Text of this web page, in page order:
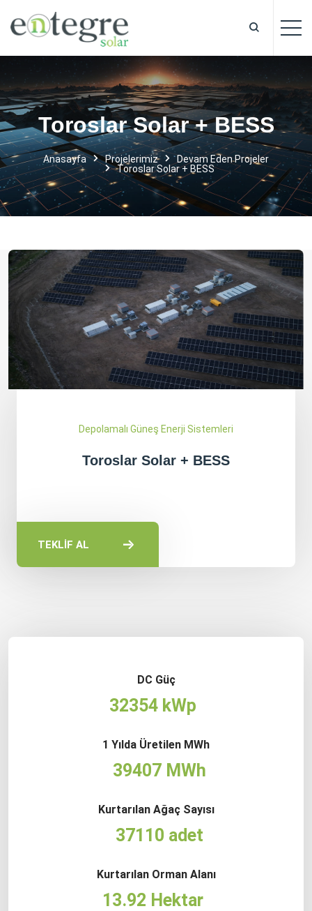
Toroslar Solar + BESS
Anasayfa Projelerimiz Devam EdenProjeler
Toroslar Solar + BESS
Depolamalı Güneş Enerji Sistemleri
Toroslar Solar + BESS
TEKLİF AL
DC Güç
32354 kWp
1 Yılda Üretilen MWh
39407 MWh
Kurtarılan Ağaç Sayısı
37110 adet
Kurtarılan Orman Alanı
13.92 Hektar